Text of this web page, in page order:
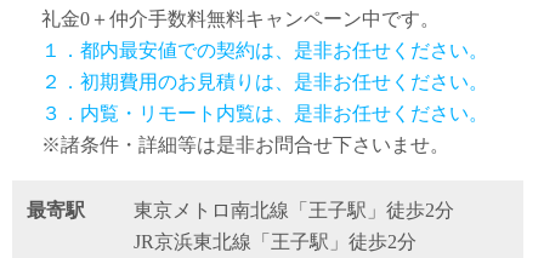
礼金0 ＋仲介手数料無料キャンペーン中です。
１．都内最安値での契約は、是非お任せください。
２．初期費用のお見積りは、是非お任せください。
３．内覧・リモート内覧は、是非お任せください。
※諸条件・詳細等は是非お問合せ下さいませ。
最寄駅
東京メトロ南北線「王子駅」徒歩2分
JR京浜東北線「王子駅」徒歩2分